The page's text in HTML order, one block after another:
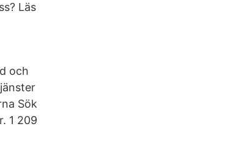
Läs
och
Sök
1 209